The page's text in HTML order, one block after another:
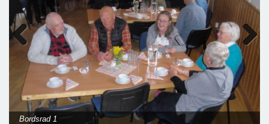
Bordsrad 1
Previous Next